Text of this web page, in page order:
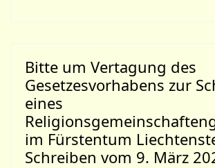
Bitte um Vertagung des
Gesetzesvorhabens zur
eines
im Fürstentum
Schreiben vom 9. März